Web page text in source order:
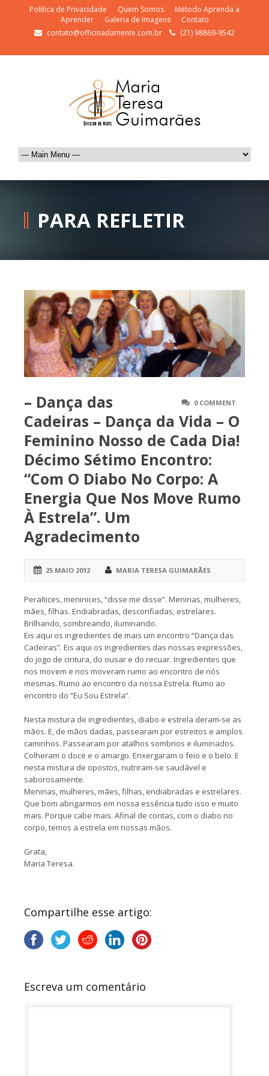
Política de Privacidade Quem Somos
Método Aprenda a
Aprender
Galeria de Imagens
Contato
contato@officinadamente.com.br
(21) 98869-9542
PARA REFLETIR
0 COMMENT
– Dança das
Cadeiras – Dança da Vida – O
Feminino Nosso de Cada Dia!
Décimo Sétimo Encontro:
“Com O Diabo No Corpo: A
Energia Que Nos Move Rumo
À Estrela”. Um
Agradecimento
25 MAIO 2012 MARIA TERESA GUIMARÃES
Peraltices, meninices, “disse me disse”. Meninas, mulheres,
mães, filhas. Endiabradas, desconfiadas, estrelares.
Brilhando, sombreando, iluminando.
Eis aqui os ingredientes de mais um encontro “Dança das
Cadeiras”. Eis aqui os ingredientes das nossas expressões,
do jogo de cintura, do ousar e do recuar. Ingredientes que
nos movem e nos moveram rumo ao encontro de nós
mesmas. Rumo ao encontro da nossa Estrela. Rumo ao
encontro do “Eu Sou Estrela”.
Nesta mistura de ingredientes, diabo e estrela deram-se as
mãos. E, de mãos dadas, passearam por estreitos e amplos
caminhos. Passearam por atalhos sombrios e iluminados.
Colheram o doce e o amargo. Enxergaram o feio e o belo. E
nesta mistura de opostos, nutriram-se saudável e
saborosamente.
Meninas, mulheres, mães, filhas, endiabradas e estrelares.
Que bom abrigarmos em nossa essência tudo isso e muito
mais. Porque cabe mais. Afinal de contas, com o diabo no
corpo, temos a estrela em nossas mãos.
Grata,
Maria Teresa.
Compartilhe esse artigo:
Escreva um comentário